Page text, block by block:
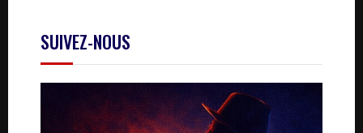
SUIVEZ-NOUS